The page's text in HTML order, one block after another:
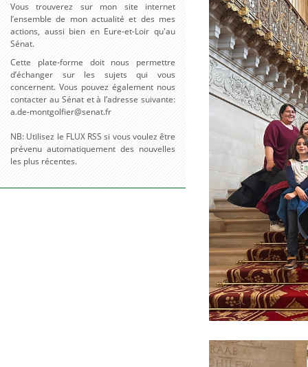
Vous trouverez sur mon site internet
l’ensemble de mon actualité et des mes
actions, aussi bien en Eure-et-Loir qu'au
Sénat.
Cette plate-forme doit nous permettre
d’échanger sur les sujets qui vous
concernent. Vous pouvez également nous
contacter au Sénat et à l’adresse suivante:
a.de-montgolfier@senat.fr
NB: Utilisez le FLUX RSS si vous voulez être
prévenu automatiquement des nouvelles
les plus récentes.